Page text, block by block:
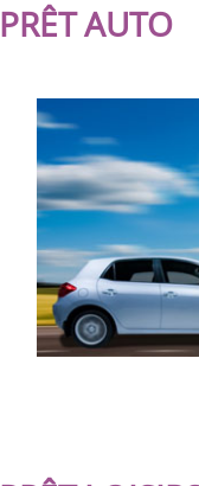
PRÊT AUTO